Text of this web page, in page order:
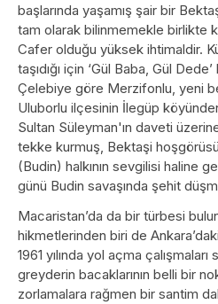
başlarında yaşamış şair bir
tam olarak bilinmemekle birlikte
Cafer olduğu yüksek ihtimaldir.
taşıdığı için ‘Gül Baba, Gül Dede’
Çelebiye göre Merzifonlu, yeni
Uluborlu ilçesinin İlegüp
Sultan Süleyman'ın daveti
tekke kurmuş, Bektaşi
(Budin) halkının sevgilisi haline
günü Budin savaşında şehit
Macaristan’da da bir türbesi
hikmetlerinden biri de
1961 yılında yol açma çalışmaları
greyderin bacaklarının belli bir
zorlamalara rağmen bir santim